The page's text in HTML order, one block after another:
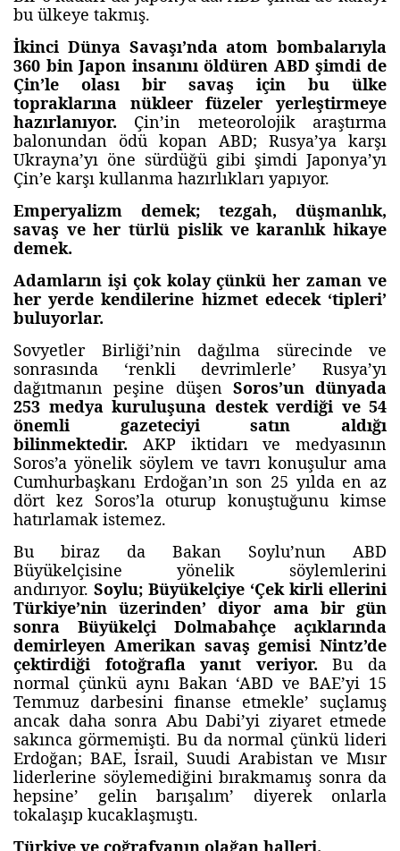
bu ülkeye takmış.
İkinci Dünya Savaşı’nda atom bombalarıyla
360 bin Japon insanını öldüren ABD şimdi de
Çin’le olası bir savaş için bu ülke
topraklarına nükleer füzeler yerleştirmeye
hazırlanıyor. Çin’in meteorolojik araştırma
balonundan ödü kopan ABD; Rusya’ya karşı
Ukrayna’yı öne sürdüğü gibi şimdi Japonya’yı
Çin’e karşı kullanma hazırlıkları yapıyor.
Emperyalizm demek; tezgah, düşmanlık,
savaş ve her türlü pislik ve karanlık hikaye
demek.
Adamların işi çok kolay çünkü her zaman ve
her yerde kendilerine hizmet edecek ‘tipleri’
buluyorlar.
Sovyetler Birliği’nin dağılma sürecinde ve
sonrasında ‘renkli devrimlerle’ Rusya’yı
dağıtmanın peşine düşen Soros’un dünyada
253 medya kuruluşuna destek verdiği ve 54
önemli gazeteciyi satın aldığı
bilinmektedir. AKP iktidarı ve medyasının
Soros’a yönelik söylem ve tavrı konuşulur ama
Cumhurbaşkanı Erdoğan’ın son 25 yılda en az
dört kez Soros’la oturup konuştuğunu kimse
hatırlamak istemez.
Bu biraz da Bakan Soylu’nun ABD
Büyükelçisine yönelik söylemlerini
andırıyor. Soylu; Büyükelçiye ‘Çek kirli ellerini
Türkiye’nin üzerinden’ diyor ama bir gün
sonra Büyükelçi Dolmabahçe açıklarında
demirleyen Amerikan savaş gemisi Nintz’de
çektirdiği fotoğrafla yanıt veriyor. Bu da
normal çünkü aynı Bakan ‘ABD ve BAE’yi 15
Temmuz darbesini finanse etmekle’ suçlamış
ancak daha sonra Abu Dabi’yi ziyaret etmede
sakınca görmemişti. Bu da normal çünkü lideri
Erdoğan; BAE, İsrail, Suudi Arabistan ve Mısır
liderlerine söylemediğini bırakmamış sonra da
hepsine’ gelin barışalım’ diyerek onlarla
tokalaşıp kucaklaşmıştı.
Türkiye ve coğrafyanın olağan halleri.